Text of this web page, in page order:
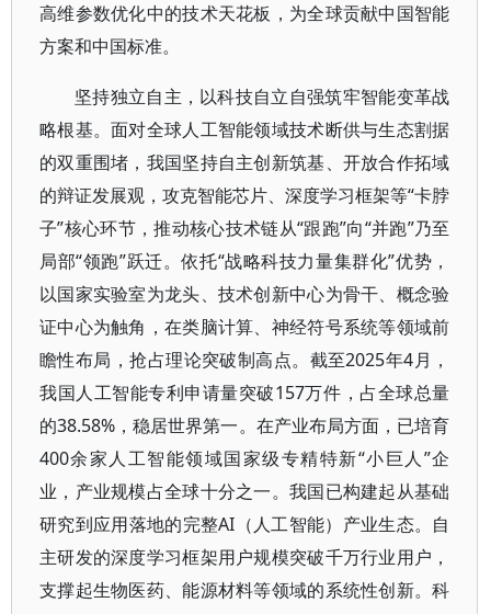
高维参数优化中的技术天花板，为全球贡献中国智能
方案和中国标准。
坚持独立自主，以科技自立自强筑牢智能变革战
略根基。面对全球人工智能领域技术断供与生态割据
的双重围堵，我国坚持自主创新筑基、开放合作拓域
的辩证发展观，攻克智能芯片、深度学习框架等“卡脖
子”核心环节，推动核心技术链从“跟跑”向“并跑”乃至
局部“领跑”跃迁。依托“战略科技力量集群化”优势，
以国家实验室为龙头、技术创新中心为骨干、概念验
证中心为触角，在类脑计算、神经符号系统等领域前
瞻性布局，抢占理论突破制高点。截至2025年4月，
我国人工智能专利申请量突破157万件，占全球总量
的38.58%，稳居世界第一。在产业布局方面，已培育
400余家人工智能领域国家级专精特新“小巨人”企
业，产业规模占全球十分之一。我国已构建起从基础
研究到应用落地的完整AI（人工智能）产业生态。自
主研发的深度学习框架用户规模突破千万行业用户，
支撑起生物医药、能源材料等领域的系统性创新。科